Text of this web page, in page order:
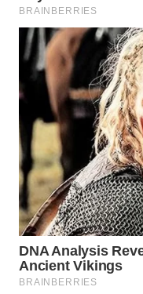
WN
GORONTALO
WN
SULUT
WN
MALUKU
WN
MALUT
WN
DAIRI